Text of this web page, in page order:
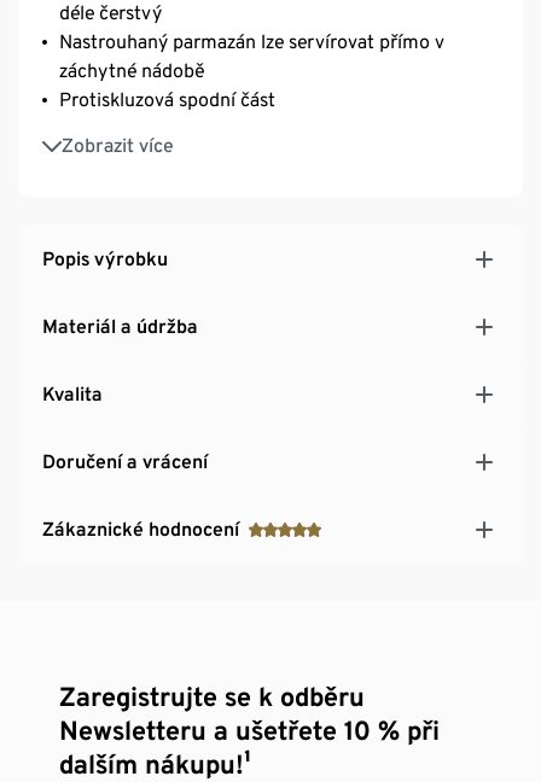
déle čerstvý
Nastrouhaný parmazán lze servírovat přímo v
záchytné nádobě
Protiskluzová spodní část
Zobrazit více
Lze mýt v myčce nádobí
Popis výrobku
Materiál a údržba
Kvalita
Doručení a vrácení
Zákaznické hodnocení
Zaregistrujte se k odběru
Newsletteru a ušetřete 10 % při
dalším nákupu!¹